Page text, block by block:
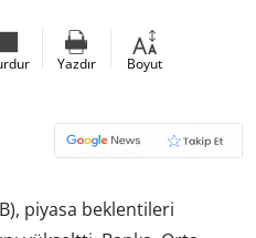
Yazdır Boyut
piyasa beklentileri